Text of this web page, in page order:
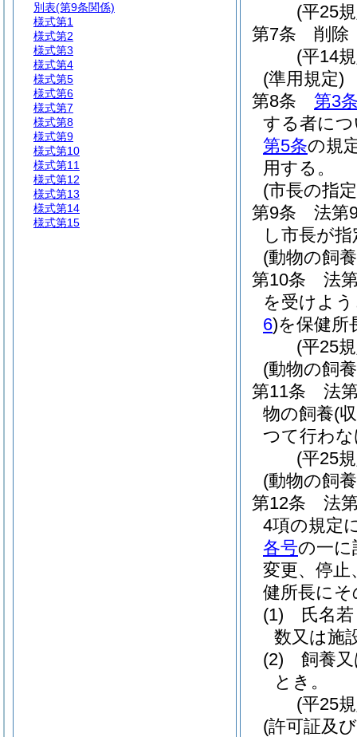
(平25
第7条
削除
(平14
(準用規定)
第8条
第3
する者に
第5条の規
用する。
(市長の指
第9条
法第
し市長が
(動物の飼
第10条
法
を受けよ
6)を保健所
(平25
(動物の飼
第11条
法
物の飼養(
つて行わ
(平25
(動物の飼
第12条
法
4項の規定
各号の一に
変更、停止
健所長に
(1)
氏名
数又は施
(2)
飼養
とき。
(平25
(許可証及
別表(第9条関係)
様式第1
様式第2
様式第3
様式第4
様式第5
様式第6
様式第7
様式第8
様式第9
様式第10
様式第11
様式第12
様式第13
様式第14
様式第15